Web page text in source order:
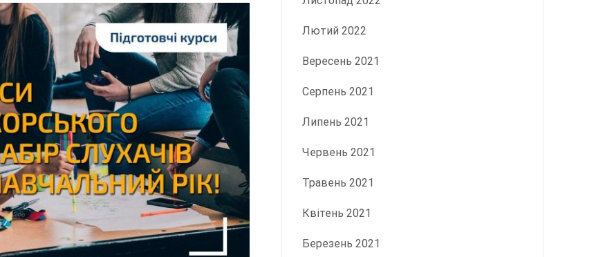
Лютий 2022
Вересень 2021
Серпень 2021
Липень 2021
Червень 2021
Травень 2021
Квітень 2021
Березень 2021